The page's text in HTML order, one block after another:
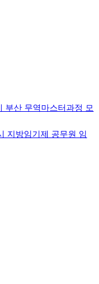
부산 무역마스터과정 모
지방임기제 공무원 임